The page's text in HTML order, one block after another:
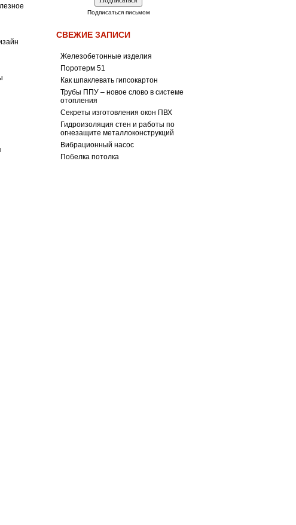
Подписаться письмом
СВЕЖИЕ ЗАПИСИ
Железобетонные изделия
Поротерм 51
Как шпаклевать гипсокартон
Трубы ППУ – новое слово в системе
отопления
Секреты изготовления окон ПВХ
Гидроизоляция стен и работы по
огнезащите металлоконструкций
Вибрационный насос
Побелка потолка